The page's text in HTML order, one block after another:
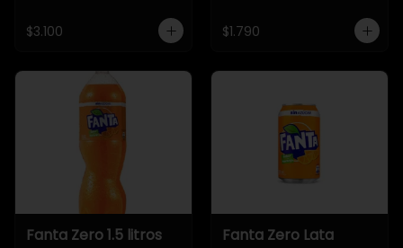
$3.100 $1.790
Fanta Zero 1.5 litros Fanta Zero Lata